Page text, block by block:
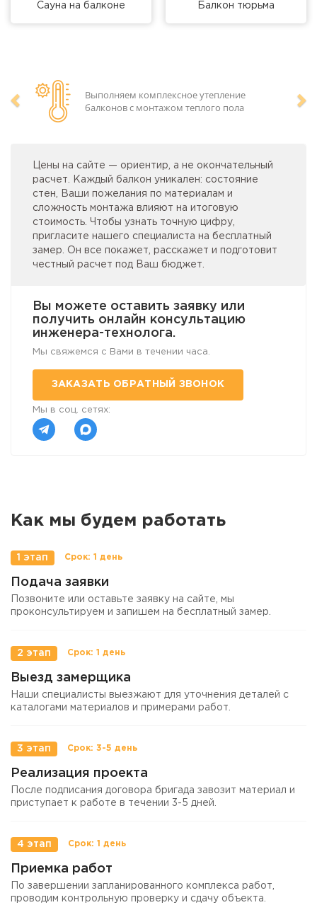
Выполняем комплексное утепление
балконов с монтажом теплого пола
Предыдущий
Цены на сайте — ориентир, а не окончательный
расчет. Каждый балкон уникален: состояние
стен, Ваши пожелания по материалам и
сложность монтажа влияют на итоговую
стоимость. Чтобы узнать точную цифру,
пригласите нашего специалиста на бесплатный
замер. Он все покажет, расскажет и подготовит
честный расчет под Ваш бюджет.
Вы можете оставить заявку или
получить онлайн консультацию
инженера-технолога.
Мы свяжемся с Вами в течении часа.
ЗАКАЗАТЬ ОБРАТНЫЙ ЗВОНОК
Мы в соц. сетях:
Сауна на балконе Балкон тюрьма
Как мы будем работать
1 этап
Подача заявки
Позвоните или оставьте заявку на сайте, мы
проконсультируем и запишем на бесплатный замер.
2 этап
Выезд замерщика
Наши специалисты выезжают для уточнения деталей с
каталогами материалов и примерами работ.
3 этап
Реализация проекта
После подписания договора бригада завозит материал и
приступает к работе в течении 3-5 дней.
4 этап
Приемка работ
По завершении запланированного комплекса работ,
проводим контрольную проверку и сдачу объекта.